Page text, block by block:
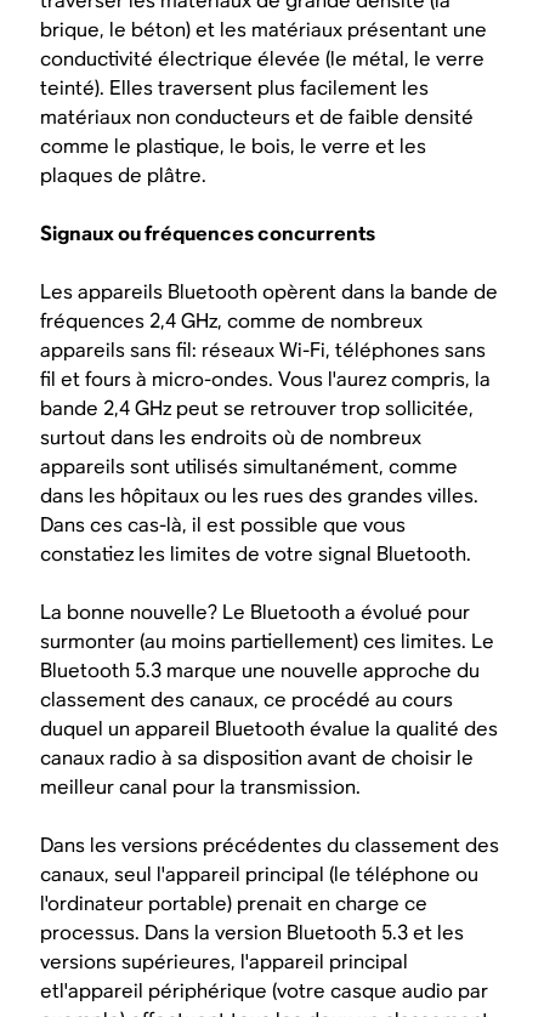
brique, le béton) et les matériaux présentant une
conductivité électrique élevée (le métal, le verre
teinté). Elles traversent plus facilement les
matériaux non conducteurs et de faible densité
comme le plastique, le bois, le verre et les
plaques de plâtre.
Signaux ou fréquences concurrents
Les appareils Bluetooth opèrent dans la bande de
fréquences 2,4 GHz, comme de nombreux
appareils sans fil: réseaux Wi-Fi, téléphones sans
fil et fours à micro-ondes. Vous l'aurez compris, la
bande 2,4 GHz peut se retrouver trop sollicitée,
surtout dans les endroits où de nombreux
appareils sont utilisés simultanément, comme
dans les hôpitaux ou les rues des grandes villes.
Dans ces cas-là, il est possible que vous
constatiez les limites de votre signal Bluetooth.
La bonne nouvelle? Le Bluetooth a évolué pour
surmonter (au moins partiellement) ces limites. Le
Bluetooth 5.3 marque une nouvelle approche du
classement des canaux, ce procédé au cours
duquel un appareil Bluetooth évalue la qualité des
canaux radio à sa disposition avant de choisir le
meilleur canal pour la transmission.
Dans les versions précédentes du classement des
canaux, seul l'appareil principal (le téléphone ou
l'ordinateur portable) prenait en charge ce
processus. Dans la version Bluetooth 5.3 et les
versions supérieures, l'appareil principal
etl'appareil périphérique (votre casque audio par